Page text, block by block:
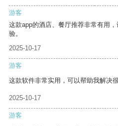
游客
这款app的酒店、餐厅推荐非常有用
验。
2025-10-17
游客
这款软件非常实用，可以帮助我解决很
2025-10-17
游客